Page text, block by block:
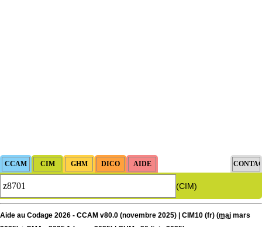
(CIM)
Aide au Codage 2026 - CCAM v80.0 (novembre 2025) | CIM10 (fr) (maj mars